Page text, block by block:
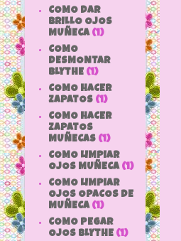
COMO DAR
BRILLO OJOS
MUÑECA (1)
COMO
DESMONTAR
BLYTHE (1)
COMO HACER
ZAPATOS (1)
COMO HACER
ZAPATOS
MUÑECAS (1)
COMO LIMPIAR
OJOS MUÑECA (1)
COMO LIMPIAR
OJOS OPACOS DE
MUÑECA (1)
COMO PEGAR
OJOS BLYTHE (1)